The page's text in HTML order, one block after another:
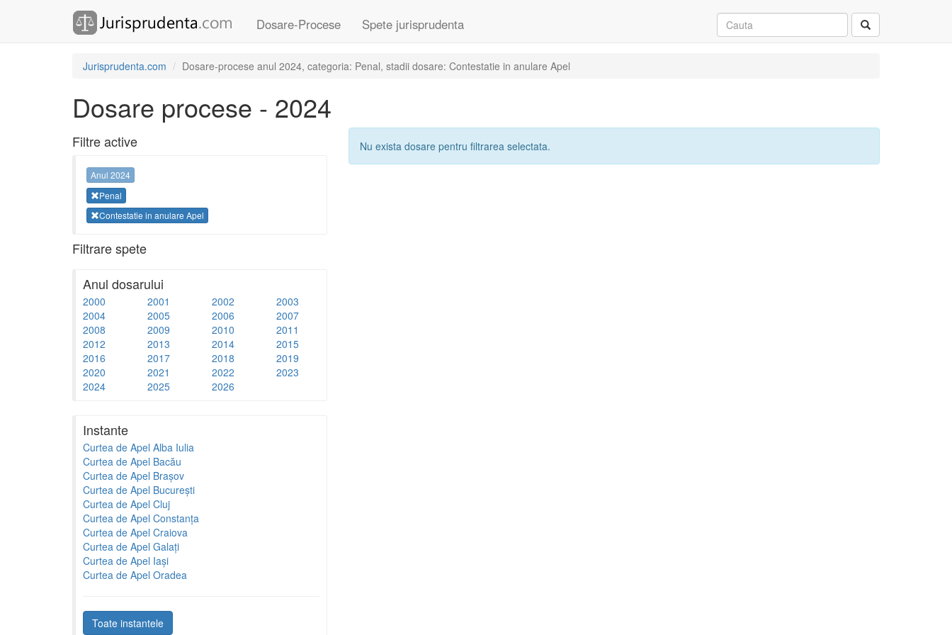
Dosare-Procese Spete jurisprudenta
Jurisprudenta.com Dosare-procese anul 2024, categoria: Penal, stadii dosare: Contestatie in anulare Apel
Dosare procese - 2024
Filtre active
Anul 2024
Penal
Contestatie in anulare Apel
Filtrare spete
Anul dosarului
2000 2001 2002
2003
2004
2005 2006
2007
2008
2009 2010
2011
2012
2013 2014
2015
2016
2017 2018
2019
2020
2021 2022
2023
2024
2025 2026
Instante
Curtea de Apel Alba Iulia
Curtea de Apel Bacău
Curtea de Apel Brașov
Curtea de Apel București
Curtea de Apel Cluj
Curtea de Apel Constanța
Curtea de Apel Craiova
Curtea de Apel Galați
Curtea de Apel Iași
Curtea de Apel Oradea
Toate instantele
Nu exista dosare pentru filtrarea selectata.